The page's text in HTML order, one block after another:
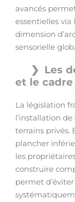
avancés
essentielles
dimension
sensorielle
Les
et le
La législation
l’installation
terrains privés.
plancher
les
construire
permet